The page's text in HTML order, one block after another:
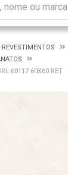
REVESTIMENTOS
60117 60X60 RET